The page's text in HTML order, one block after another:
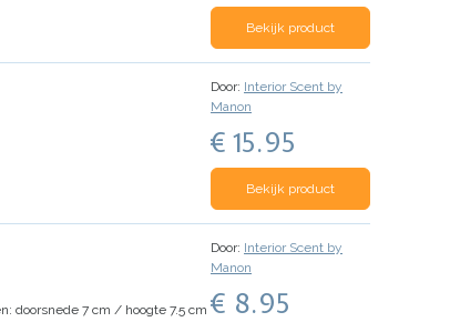
Bekijk product
Door: Interior Scent by
Manon
€ 15.95
Bekijk product
doorsnede 7 cm / hoogte 7.5 cm
Door: Interior Scent by
Manon
€ 8.95